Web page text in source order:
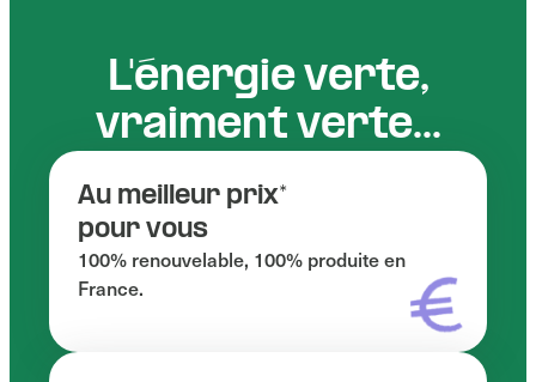
L'énergie verte,
vraiment verte...
Au meilleur prix*
pour vous
100% renouvelable, 100% produite en
France.